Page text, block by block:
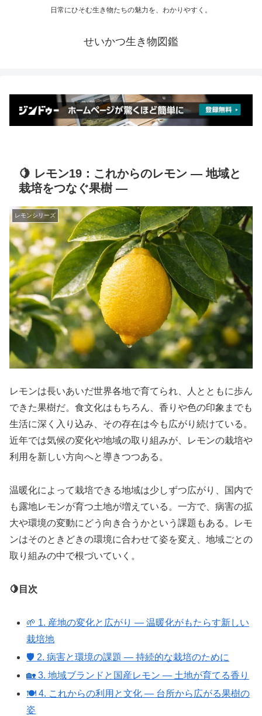
日常にひそむ生き物たちの魅力を、わかりやすく。
せいかつ生き物図鑑
🍋 レモン19：これからのレモン ― 地域と
栽培をつなぐ果樹 ―
レモンシリーズ
レモンは長いあいだ世界各地で育てられ、人とともに歩ん
できた果樹だ。食文化はもちろん、香りや色の印象までも
生活に深く入り込み、その存在は今も広がり続けている。
近年では気候の変化や地域の取り組みが、レモンの栽培や
利用を新しい方向へと導きつつある。
温暖化によって栽培できる地域は少しずつ広がり、国内で
も露地レモンが育つ土地が増えている。一方で、病害の拡
大や環境の変動にどう向き合うかという課題もある。レモ
ンはそのときどきの環境に合わせて姿を変え、地域ごとの
取り組みの中で根づいていく。
🍋目次
🌱 1. 産地の変化と広がり ― 温暖化がもたらす新しい
栽培地
🛡 2. 病害と環境の課題 ― 持続的な栽培のために
🏡 3. 地域ブランドと国産レモン ― 土地が育てる香り
🍽 4. これからの利用と文化 ― 台所から広がる果樹の
姿